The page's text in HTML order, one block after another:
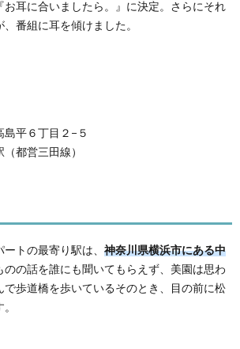
お耳に合いましたら。』に決定。さらにそれ
番組に耳を傾けました。
平６丁目２−５
都営三田線）
トの最寄り駅は、 神奈川県横浜市にある中
のの話を誰にも聞いてもらえず、美園は思わ
で歩道橋を歩いているそのとき、目の前に松